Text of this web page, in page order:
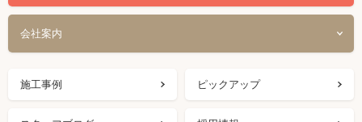
会社案内
施工事例 ピックアップ